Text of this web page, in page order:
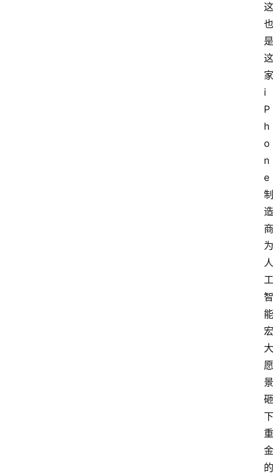
这
也
是
这
家
i
P
h
o
n
e
制
造
商
为
人
工
智
能
宏
大
愿
景
砸
下
重
金
的